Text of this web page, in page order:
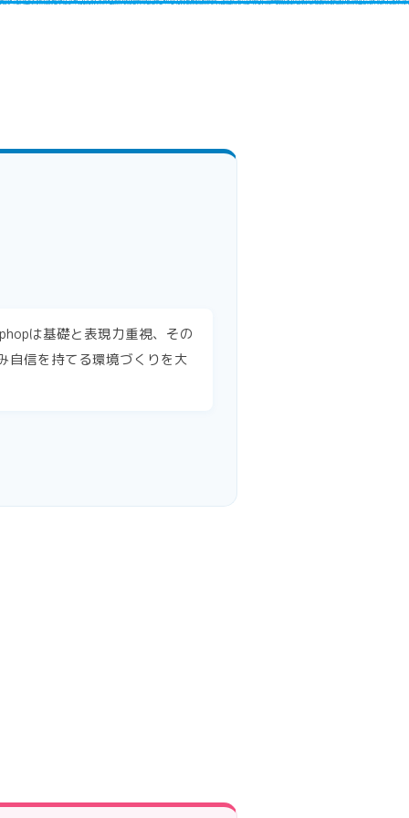
は基礎と表現力重視、その
自信を持てる環境づくりを大